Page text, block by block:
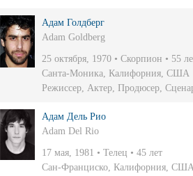
Адам Голдберг
Adam Goldberg
25 октября, 1970 • Скорпион • 55
Санта-Моника, Калифорния, США
Режиссер, Актер, Продюсер,
Адам Дель Рио
Adam Del Rio
17 мая, 1981 • Телец • 45 лет
Сан-Франциско, Калифорния,